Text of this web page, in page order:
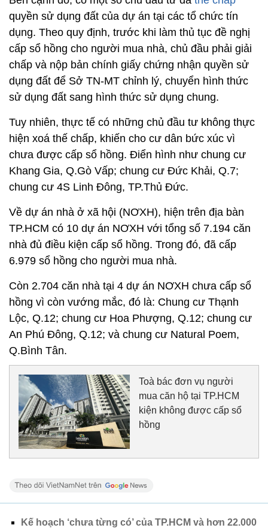
quyền sử dụng đất của dự án tại các tổ chức tín
dụng. Theo quy định, trước khi làm thủ tục đề nghị
cấp sổ hồng cho người mua nhà, chủ đầu phải giải
chấp và nộp bản chính giấy chứng nhận quyền sử
dụng đất để Sở TN-MT chỉnh lý, chuyển hình thức
sử dụng đất sang hình thức sử dụng chung.
Tuy nhiên, thực tế có những chủ đầu tư không thực
hiện xoá thế chấp, khiến cho cư dân bức xúc vì
chưa được cấp sổ hồng. Điển hình như chung cư
Khang Gia, Q.Gò Vấp; chung cư Đức Khải, Q.7;
chung cư 4S Linh Đông, TP.Thủ Đức.
Về dự án nhà ở xã hội (NƠXH), hiện trên địa bàn
TP.HCM có 10 dự án NƠXH với tổng số 7.194 căn
nhà đủ điều kiện cấp sổ hồng. Trong đó, đã cấp
6.979 sổ hồng cho người mua nhà.
Còn 2.704 căn nhà tại 4 dự án NƠXH chưa cấp sổ
hồng vì còn vướng mắc, đó là: Chung cư Thạnh
Lộc, Q.12; chung cư Hoa Phượng, Q.12; chung cư
An Phú Đông, Q.12; và chung cư Natural Poem,
Q.Bình Tân.
Toà bác đơn vụ người
mua căn hộ tại TP.HCM
kiện không được cấp sổ
hồng
Kế hoạch ‘chưa từng có’ của TP.HCM và hơn 22.000